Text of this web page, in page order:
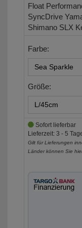
Float
SyncDrive
Shimano SLX
Farbe:
Größe:
Sofort lieferbar
Lieferzeit: 3 - 5
Gilt für Lieferungen
Länder können Sie